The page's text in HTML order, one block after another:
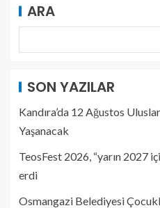
ARA
SON YAZILAR
Kandıra’da 12 Ağustos
Yaşanacak
TeosFest 2026, “yarın 2027
erdi
Osmangazi Belediyesi